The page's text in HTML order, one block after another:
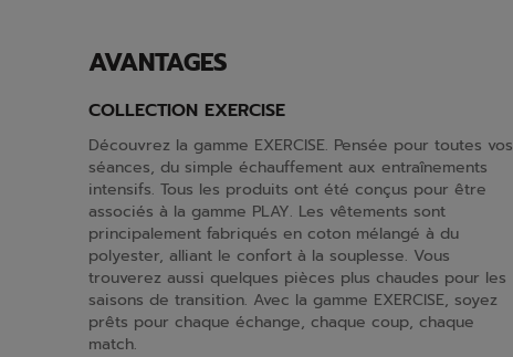
AVANTAGES
COLLECTION EXERCISE
Découvrez la gamme EXERCISE. Pensée pour toutes vos
séances, du simple échauffement aux entraînements
intensifs. Tous les produits ont été conçus pour être
associés à la gamme PLAY. Les vêtements sont
principalement fabriqués en coton mélangé à du
polyester, alliant le confort à la souplesse. Vous
trouverez aussi quelques pièces plus chaudes pour les
saisons de transition. Avec la gamme EXERCISE, soyez
prêts pour chaque échange, chaque coup, chaque
match.